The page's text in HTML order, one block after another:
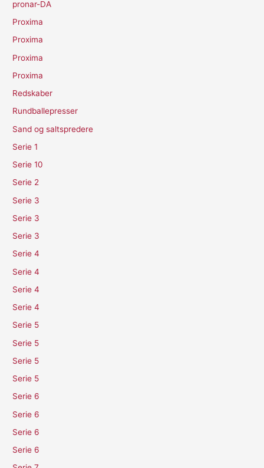
pronar-DA
Proxima
Proxima
Proxima
Proxima
Redskaber
Rundballepresser
Sand og saltspredere
Serie 1
Serie 10
Serie 2
Serie 3
Serie 3
Serie 3
Serie 4
Serie 4
Serie 4
Serie 4
Serie 5
Serie 5
Serie 5
Serie 5
Serie 6
Serie 6
Serie 6
Serie 6